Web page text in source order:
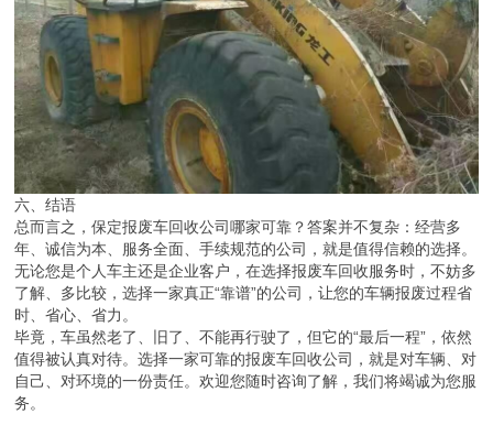
六、结语
总而言之，保定报废车回收公司哪家可靠？答案并不复杂：经营多
年、诚信为本、服务全面、手续规范的公司，就是值得信赖的选择。
无论您是个人车主还是企业客户，在选择报废车回收服务时，不妨多
了解、多比较，选择一家真正“靠谱”的公司，让您的车辆报废过程省
时、省心、省力。
毕竟，车虽然老了、旧了、不能再行驶了，但它的“最后一程”，依然
值得被认真对待。选择一家可靠的报废车回收公司，就是对车辆、对
自己、对环境的一份责任。欢迎您随时咨询了解，我们将竭诚为您服
务。